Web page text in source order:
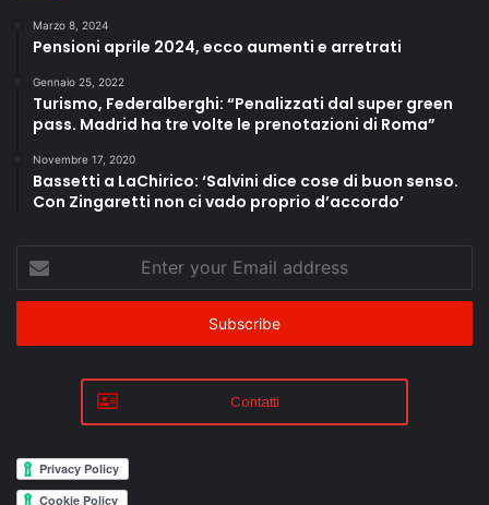
Marzo 8, 2024
Pensioni aprile 2024, ecco aumenti e arretrati
Gennaio 25, 2022
Turismo, Federalberghi: “Penalizzati dal super green
pass. Madrid ha tre volte le prenotazioni di Roma”
Novembre 17, 2020
Bassetti a LaChirico: ‘Salvini dice cose di buon senso.
Con Zingaretti non ci vado proprio d’accordo’
your
Email
Contatti